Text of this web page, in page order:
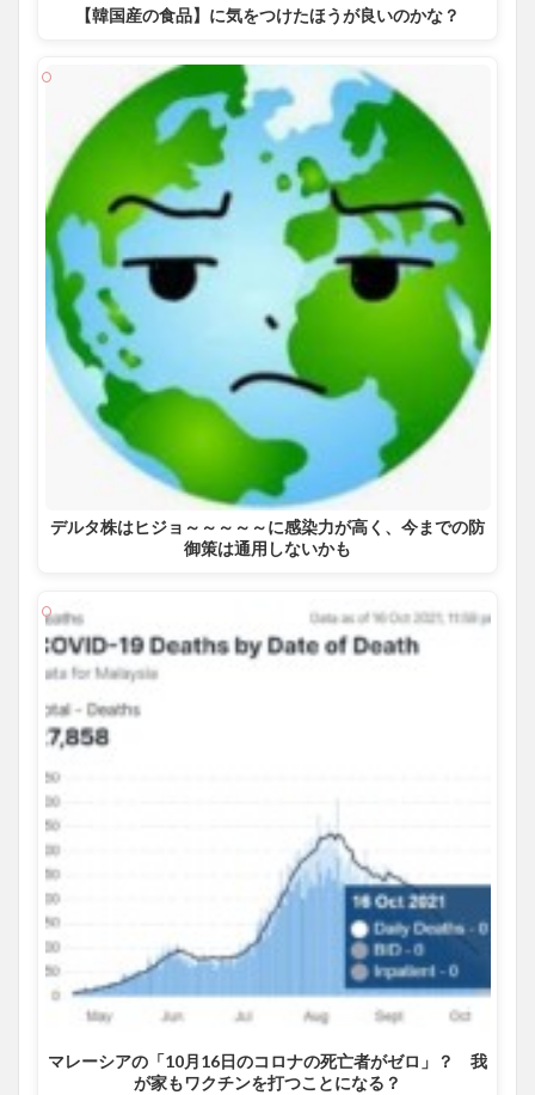
【韓国産の食品】に気をつけたほうが良いのかな？
デルタ株はヒジョ～～～～～に感染力が高く、今までの防
御策は通用しないかも
マレーシアの「10月16日のコロナの死亡者がゼロ」？ 我
が家もワクチンを打つことになる？